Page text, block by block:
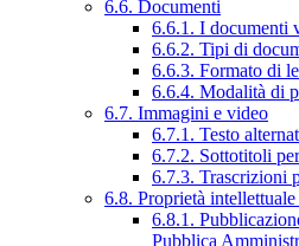
6.6. Documenti
6.6.1. I documenti
6.6.2. Tipi di
6.6.3. Formato di
6.6.4. Modalità di
6.7. Immagini e video
6.7.1. Testo
6.7.2. Sottotitoli
6.7.3. Trascrizioni
6.8. Proprietà
6.8.1.
Pubblica